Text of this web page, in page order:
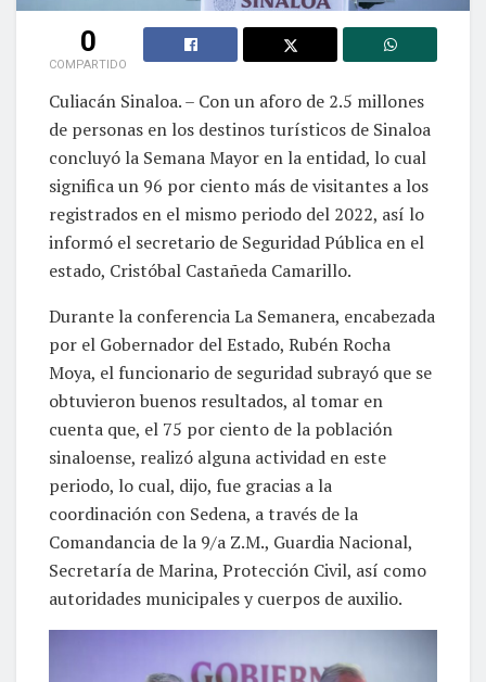
0
COMPARTIDO
Culiacán Sinaloa. – Con un aforo de 2.5 millones
de personas en los destinos turísticos de Sinaloa
concluyó la Semana Mayor en la entidad, lo cual
significa un 96 por ciento más de visitantes a los
registrados en el mismo periodo del 2022, así lo
informó el secretario de Seguridad Pública en el
estado, Cristóbal Castañeda Camarillo.
Durante la conferencia La Semanera, encabezada
por el Gobernador del Estado, Rubén Rocha
Moya, el funcionario de seguridad subrayó que se
obtuvieron buenos resultados, al tomar en
cuenta que, el 75 por ciento de la población
sinaloense, realizó alguna actividad en este
periodo, lo cual, dijo, fue gracias a la
coordinación con Sedena, a través de la
Comandancia de la 9/a Z.M., Guardia Nacional,
Secretaría de Marina, Protección Civil, así como
autoridades municipales y cuerpos de auxilio.